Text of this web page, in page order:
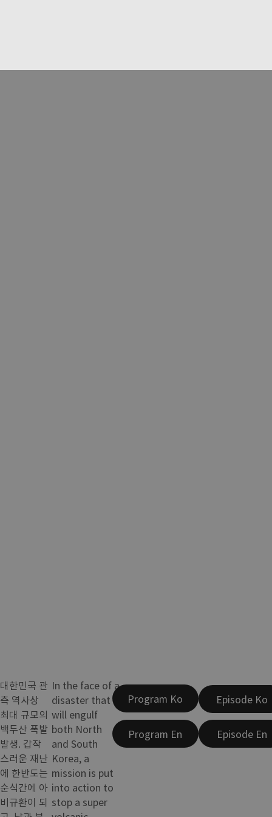
대한민국 관
측 역사상
최대 규모의
백두산 폭발
발생. 갑작
스러운 재난
에 한반도는
순식간에 아
비규환이 되
In the face of a
disaster that
will engulf
both North
and South
Korea, a
mission is put
into action to
stop a super
Program Ko
Program En
Episode Ko
Episode En